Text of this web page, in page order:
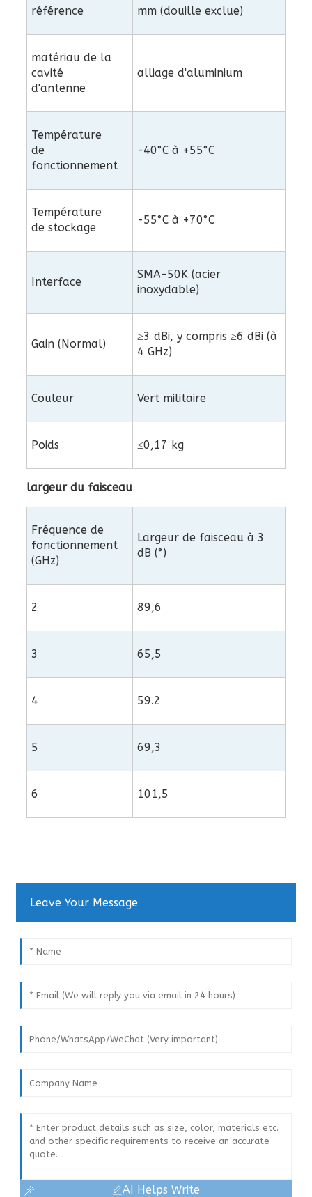
référence
mm (douille exclue)
matériau de la
cavité
d'antenne
alliage d'aluminium
Température
de
fonctionnement
-40°C à +55°C
Température
de stockage
-55°C à +70°C
Interface
SMA-50K (acier
inoxydable)
Gain (Normal)
≥3 dBi, y compris ≥6 dBi (à
4 GHz)
Couleur Vert militaire
Poids ≤0,17 kg
largeur du faisceau
Fréquence de
fonctionnement
(GHz)
Largeur de faisceau à 3
dB (°)
2 89,6
3 65,5
4 59.2
5 69,3
6 101,5
Leave Your Message
AI Helps Write